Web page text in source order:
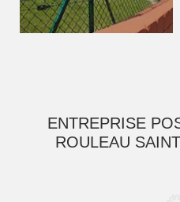
ENTREPRISE
ROULEAU